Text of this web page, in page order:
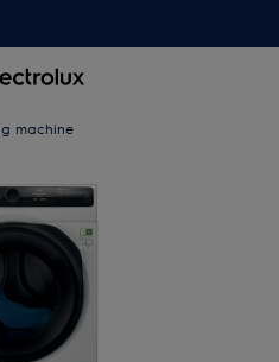
machine